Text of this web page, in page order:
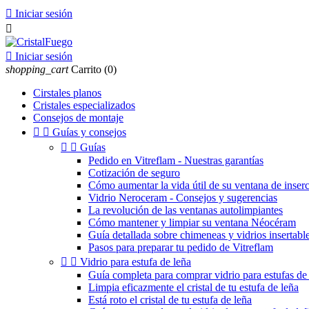
 Iniciar sesión

 Iniciar sesión
shopping_cart Carrito (0)
Cirstales planos
Cristales especializados
Consejos de montaje
  Guías y consejos
  Guías
Pedido en Vitreflam - Nuestras garantías
Cotización de seguro
Cómo aumentar la vida útil de su ventana de
Vidrio Neroceram - Consejos y sugerencias
La revolución de las ventanas autolimpiantes
Cómo mantener y limpiar su ventana Néocéram
Guía detallada sobre chimeneas y vidrios
Pasos para preparar tu pedido de Vitreflam
  Vidrio para estufa de leña
Guía completa para comprar vidrio para estufas de
Limpia eficazmente el cristal de tu estufa de leña
Está roto el cristal de tu estufa de leña